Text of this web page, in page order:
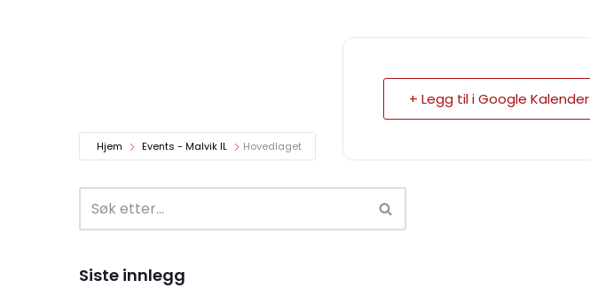
Hjem Events - Malvik IL Hovedlaget
+ Legg til i Google Kalender
Siste innlegg